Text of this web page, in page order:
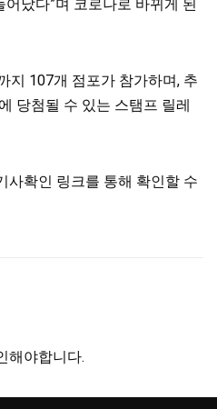
났다”며 코로나로 바뀌게 된
지 107개 점포가 참가하며, 추
당첨될 수 있는 스탬프 릴레
사확인 링크를 통해 확인할 수
해야합니다.